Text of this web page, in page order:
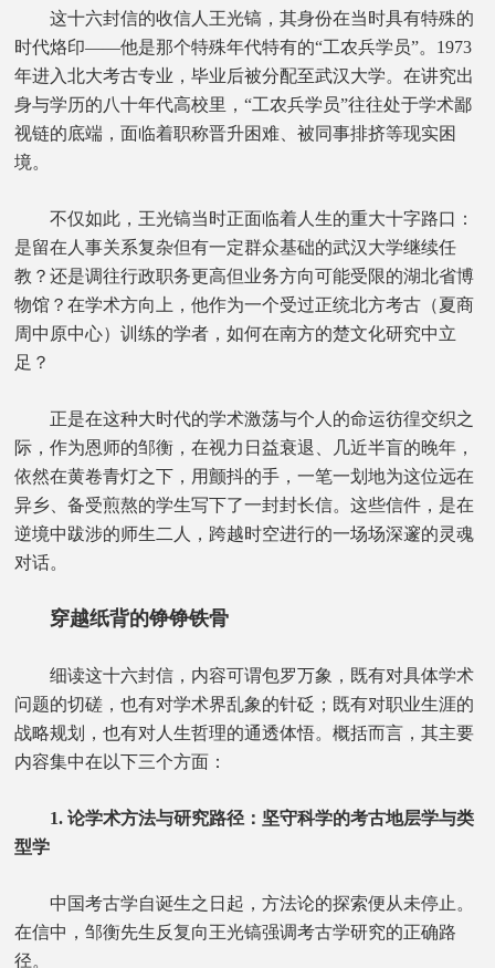
这十六封信的收信人王光镐，其身份在当时具有特殊的
时代烙印——他是那个特殊年代特有的“工农兵学员”。1973
年进入北大考古专业，毕业后被分配至武汉大学。在讲究出
身与学历的八十年代高校里，“工农兵学员”往往处于学术鄙
视链的底端，面临着职称晋升困难、被同事排挤等现实困
境。
不仅如此，王光镐当时正面临着人生的重大十字路口：
是留在人事关系复杂但有一定群众基础的武汉大学继续任
教？还是调往行政职务更高但业务方向可能受限的湖北省博
物馆？在学术方向上，他作为一个受过正统北方考古（夏商
周中原中心）训练的学者，如何在南方的楚文化研究中立
足？
正是在这种大时代的学术激荡与个人的命运彷徨交织之
际，作为恩师的邹衡，在视力日益衰退、几近半盲的晚年，
依然在黄卷青灯之下，用颤抖的手，一笔一划地为这位远在
异乡、备受煎熬的学生写下了一封封长信。这些信件，是在
逆境中跋涉的师生二人，跨越时空进行的一场场深邃的灵魂
对话。
穿越纸背的铮铮铁骨
细读这十六封信，内容可谓包罗万象，既有对具体学术
问题的切磋，也有对学术界乱象的针砭；既有对职业生涯的
战略规划，也有对人生哲理的通透体悟。概括而言，其主要
内容集中在以下三个方面：
1. 论学术方法与研究路径：坚守科学的考古地层学与类
型学
中国考古学自诞生之日起，方法论的探索便从未停止。
在信中，邹衡先生反复向王光镐强调考古学研究的正确路
径。